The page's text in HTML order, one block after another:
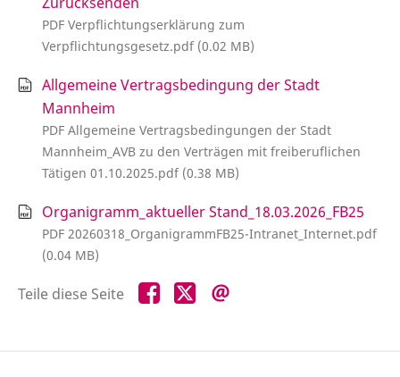
PDF Verpflichtungserklärung zum
Verpflichtungsgesetz.pdf (0.02 MB)
Allgemeine Vertragsbedingung der Stadt
Mannheim
PDF Allgemeine Vertragsbedingungen der Stadt
Mannheim_AVB zu den Verträgen mit freiberuflichen
Tätigen 01.10.2025.pdf (0.38 MB)
Organigramm_aktueller Stand_18.03.2026_FB25
PDF 20260318_OrganigrammFB25-Intranet_Internet.pdf
(0.04 MB)
Teile diese Seite Teile
diese
Teile
diese